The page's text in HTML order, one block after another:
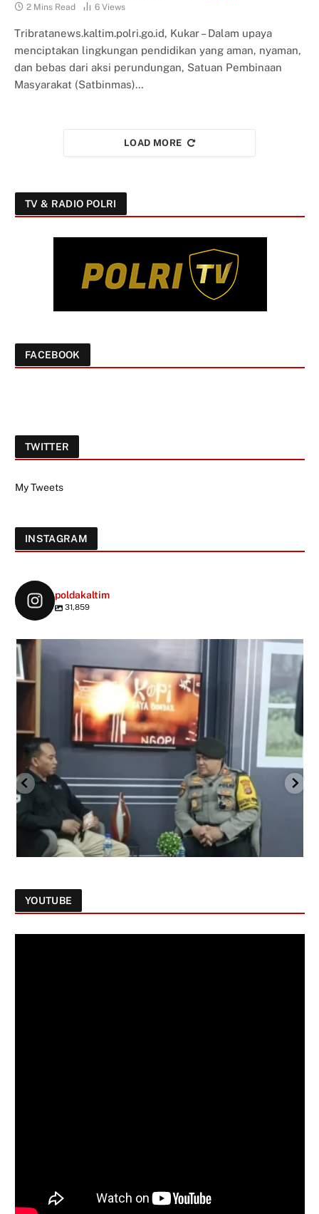
2 Mins Read
6 Views
Tribratanews.kaltim.polri.go.id, Kukar – Dalam upaya
menciptakan lingkungan pendidikan yang aman, nyaman,
dan bebas dari aksi perundungan, Satuan Pembinaan
Masyarakat (Satbinmas)…
LOAD MORE
TV & RADIO POLRI
FACEBOOK
TWITTER
My Tweets
INSTAGRAM
poldakaltim
31,859
YOUTUBE